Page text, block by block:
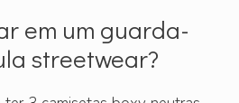
em um guarda-
streetwear?